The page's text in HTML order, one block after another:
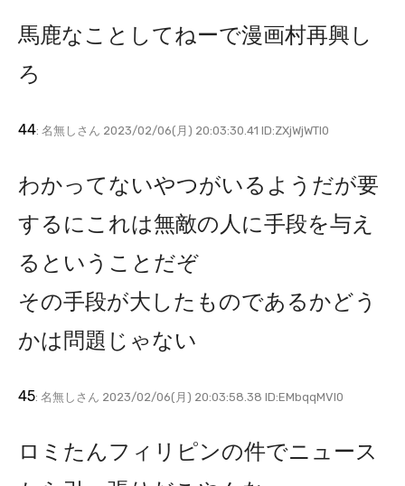
馬鹿なことしてねーで漫画村再興し
ろ
44: 名無しさん 2023/02/06(月) 20:03:30.41 ID:ZXjWjWTI0
わかってないやつがいるようだが要
するにこれは無敵の人に手段を与え
るということだぞ
その手段が大したものであるかどう
かは問題じゃない
45: 名無しさん 2023/02/06(月) 20:03:58.38 ID:EMbqqMVl0
ロミたんフィリピンの件でニュース